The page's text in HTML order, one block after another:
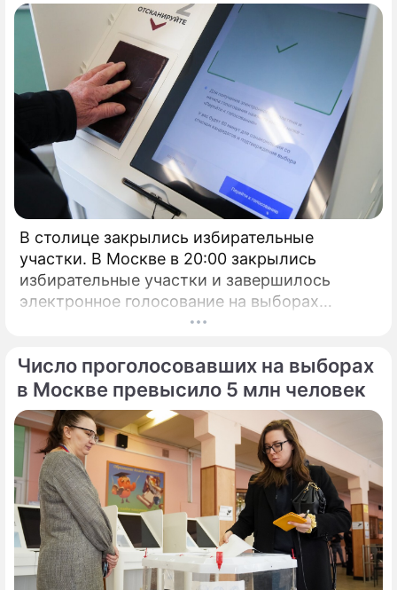
В столице закрылись избирательные
участки. В Москве в 20:00 закрылись
избирательные участки и завершилось
электронное голосование на выборах
Число проголосовавших на выборах
в Москве превысило 5 млн человек